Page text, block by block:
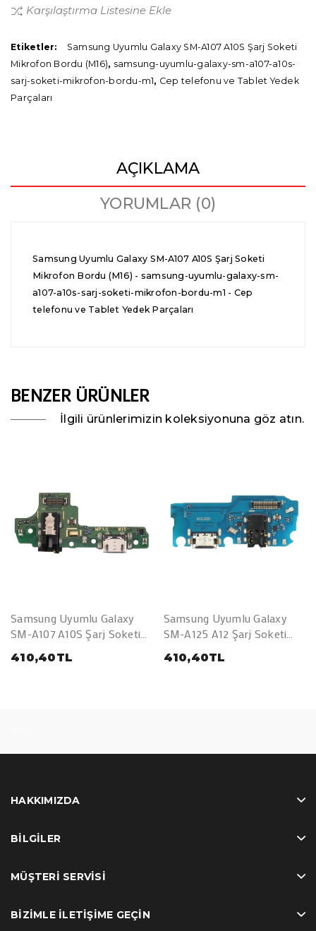
Karşılaştırma Listesine Ekle
Etiketler:
Samsung Uyumlu Galaxy SM-A107 A10S Şarj Soketi
Mikrofon Bordu (M16), samsung-uyumlu-galaxy-sm-a107-a10s-
sarj-soketi-mikrofon-bordu-m1, Cep telefonu ve Tablet Yedek
Parçaları
AÇIKLAMA
YORUMLAR (0)
Samsung Uyumlu Galaxy SM-A107 A10S Şarj Soketi
Mikrofon Bordu (M16) - samsung-uyumlu-galaxy-sm-
a107-a10s-sarj-soketi-mikrofon-bordu-m1 - Cep
telefonu ve Tablet Yedek Parçaları
BENZER ÜRÜNLER
İlgili ürünlerimizin koleksiyonuna göz atın.
Samsung Uyumlu Galaxy
SM-A107 A10S Şarj Soketi
410,40TL
Samsung Uyumlu Galaxy
SM-A125 A12 Şarj Soketi
410,40TL
HAKKIMIZDA
BILGILER
MÜŞTERI SERVISI
BIZIMLE İLETIŞIME GEÇIN